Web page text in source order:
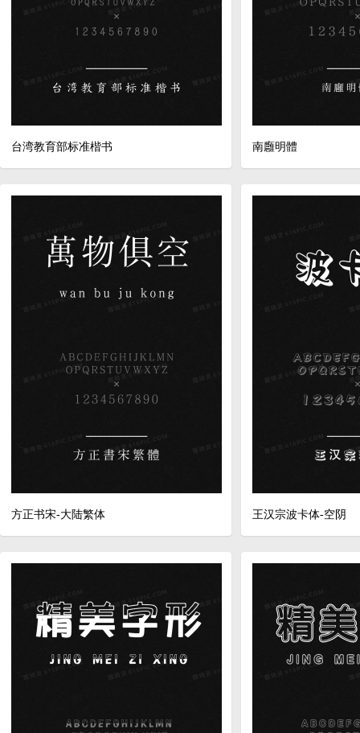
台湾教育部标准楷书 南廱明體
方正书宋-大陆繁体 王汉宗波卡体-空阴